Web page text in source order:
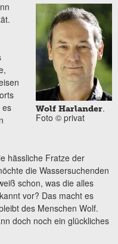
Wolf Harlander.
Foto © privat
es
hässliche Fratze der
die Wassersuchenden
schon, was die alles
vor? Das macht es
des Menschen Wolf.
doch noch ein glückliches